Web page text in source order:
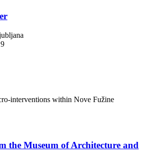
interventions within Nove Fužine
the Museum of Architecture and